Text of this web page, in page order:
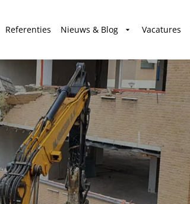
Referenties Nieuws & Blog Vacatures